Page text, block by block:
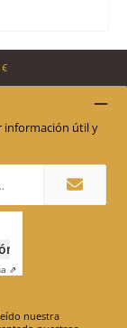
información útil y
⇗